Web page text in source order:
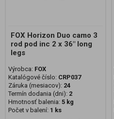
FOX Horizon Duo camo 3
rod pod inc 2 x 36" long
legs
Výrobca: FOX
Katalógové číslo: CRP037
Záruka (mesiacov): 24
Termín dodania (dni): 2
Hmotnosť balenia: 5 kg
Počet v balení: 1 ks